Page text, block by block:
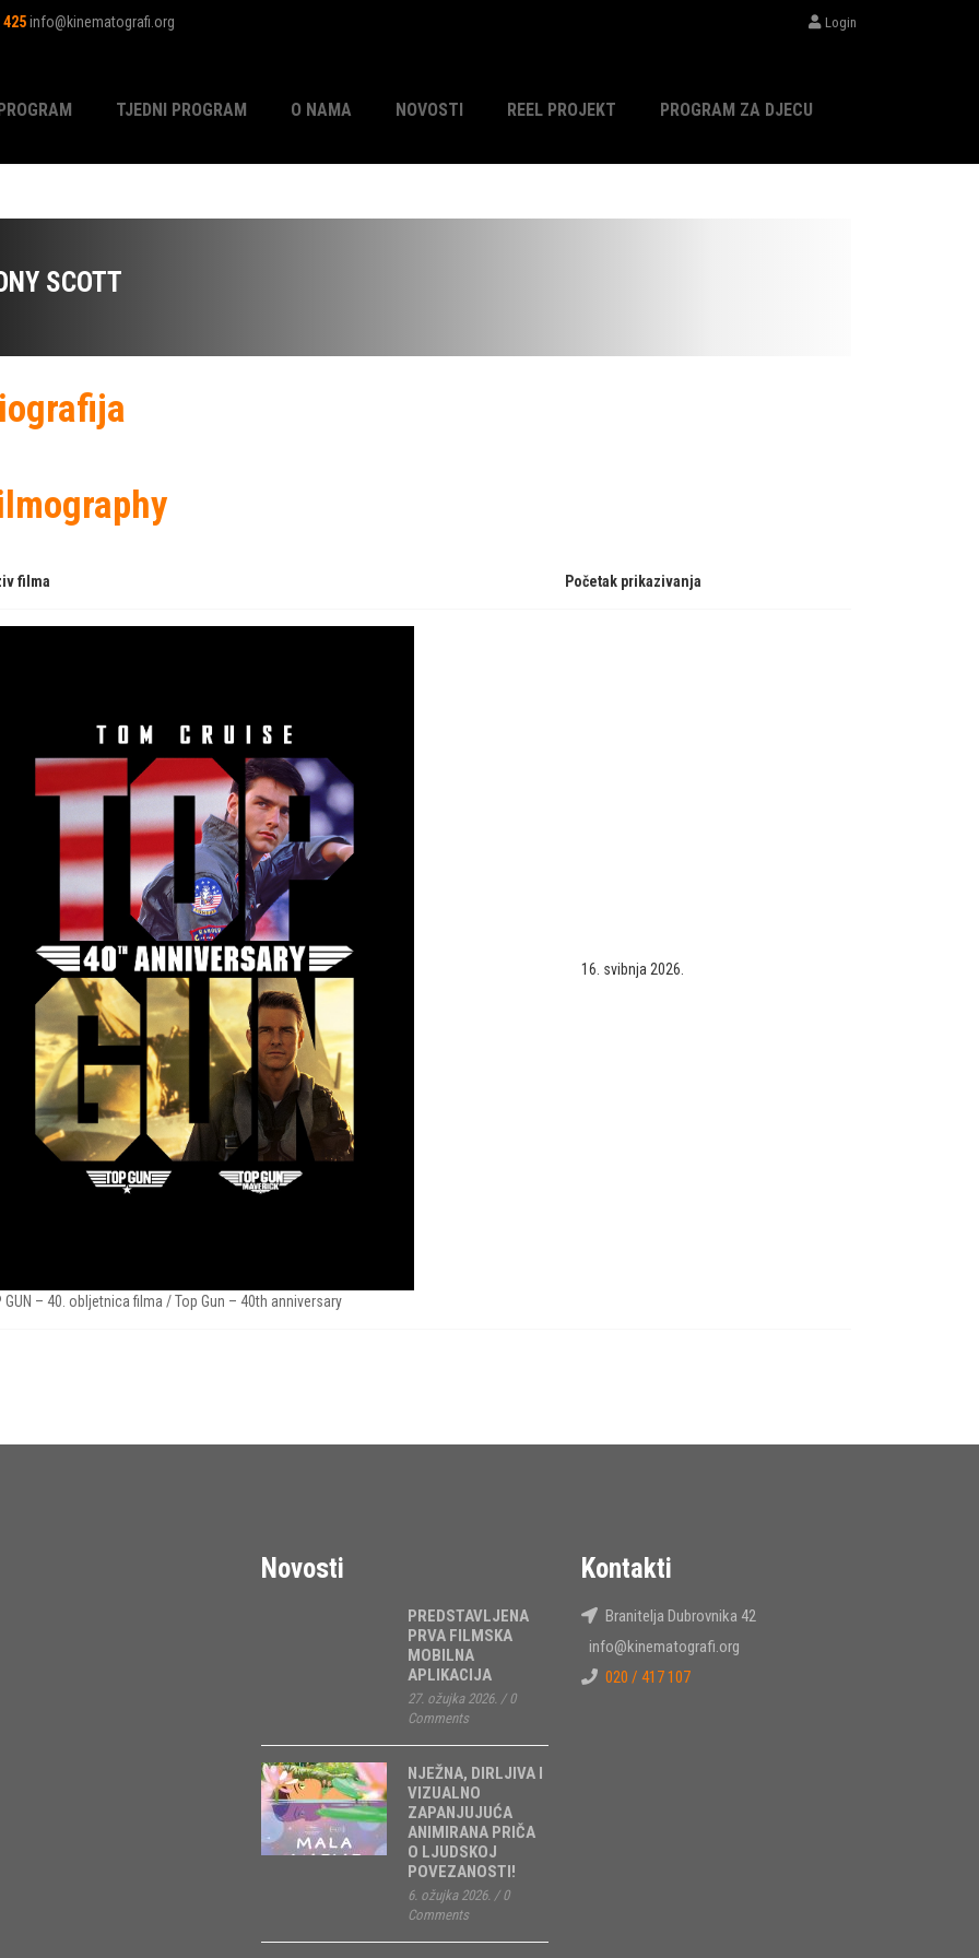
info@kinematografi.org Login
TJEDNI PROGRAM O NAMA NOVOSTI REEL PROJEKT PROGRAM ZA DJECU
SCOTT
filma Početak prikazivanja
GUN – 40. obljetnica filma / Top Gun – 40th anniversary
16. svibnja 2026.
Novosti
PREDSTAVLJENA
PRVA FILMSKA
MOBILNA
APLIKACIJA
27. ožujka 2026. / 0
Comments
NJEŽNA, DIRLJIVA I
VIZUALNO
ZAPANJUJUĆA
ANIMIRANA PRIČA
O LJUDSKOJ
POVEZANOSTI!
6. ožujka 2026. / 0
Comments
Kontakti
Branitelja Dubrovnika 42
info@kinematografi.org
020 / 417 107